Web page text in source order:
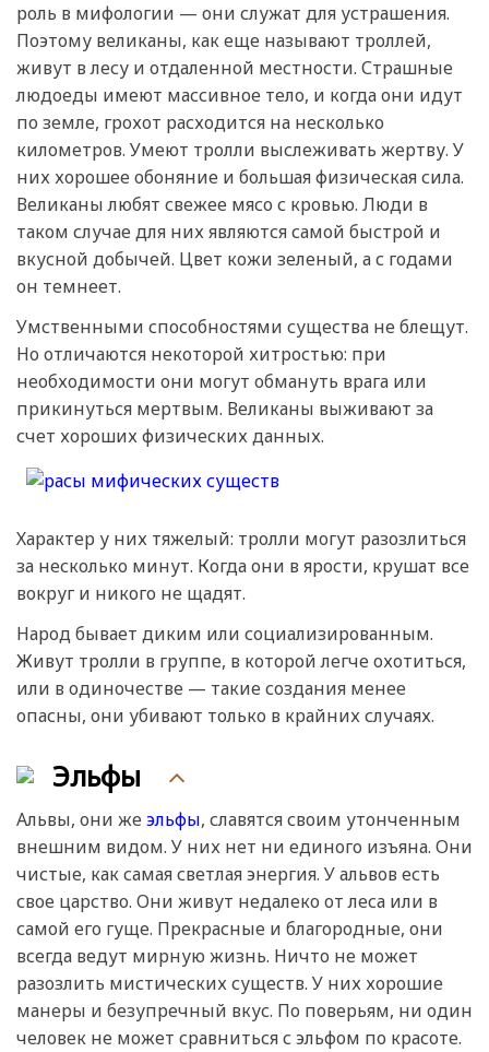
роль в мифологии — они служат для устрашения.
Поэтому великаны, как еще называют троллей,
живут в лесу и отдаленной местности. Страшные
людоеды имеют массивное тело, и когда они идут
по земле, грохот расходится на несколько
километров. Умеют тролли выслеживать жертву. У
них хорошее обоняние и большая физическая сила.
Великаны любят свежее мясо с кровью. Люди в
таком случае для них являются самой быстрой и
вкусной добычей. Цвет кожи зеленый, а с годами
он темнеет.
Умственными способностями существа не блещут.
Но отличаются некоторой хитростью: при
необходимости они могут обмануть врага или
прикинуться мертвым. Великаны выживают за
счет хороших физических данных.
Характер у них тяжелый: тролли могут разозлиться
за несколько минут. Когда они в ярости, крушат все
вокруг и никого не щадят.
Народ бывает диким или социализированным.
Живут тролли в группе, в которой легче охотиться,
или в одиночестве — такие создания менее
опасны, они убивают только в крайних случаях.
Эльфы
Альвы, они жеэльфы, славятся своим утонченным
внешним видом. У них нет ни единого изъяна. Они
чистые, как самая светлая энергия. У альвов есть
свое царство. Они живут недалеко от леса или в
самой его гуще. Прекрасные и благородные, они
всегда ведут мирную жизнь. Ничто не может
разозлить мистических существ. У них хорошие
манеры и безупречный вкус. По поверьям, ни один
человек не может сравниться с эльфом по красоте.